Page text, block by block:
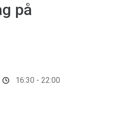
på
16:30 - 22:00